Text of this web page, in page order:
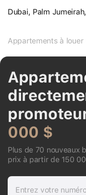
Dubai, Palm
Appartements à louer
000 $
Plus de 70 nouveaux
prix à partir de 150
Entrez votre